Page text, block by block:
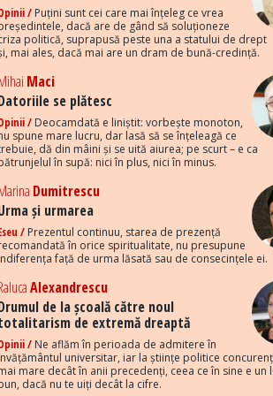
/ Puțini sunt cei care mai înțeleg ce vrea
dacă are de gând să soluționeze
politică, suprapusă peste una a statului de drept
mai ales, dacă mai are un dram de bună-credință.
Maci
se plătesc
/ Deocamdată e liniștit: vorbește monoton,
spune mare lucru, dar lasă să se înțeleagă ce
dă din mâini și se uită aiurea; pe scurt – e ca
în supă: nici în plus, nici în minus.
Dumitrescu
și urmarea
/ Prezentul continuu, starea de prezență
în orice spiritualitate, nu presupune
față de urma lăsată sau de consecințele ei.
Alexandrescu
de la școală către noul
de extremă dreaptă
/ Ne aflăm în perioada de admitere în
universitar, iar la științe politice
mare decât în anii precedenți, ceea ce în sine e un
dacă nu te uiți decât la cifre.